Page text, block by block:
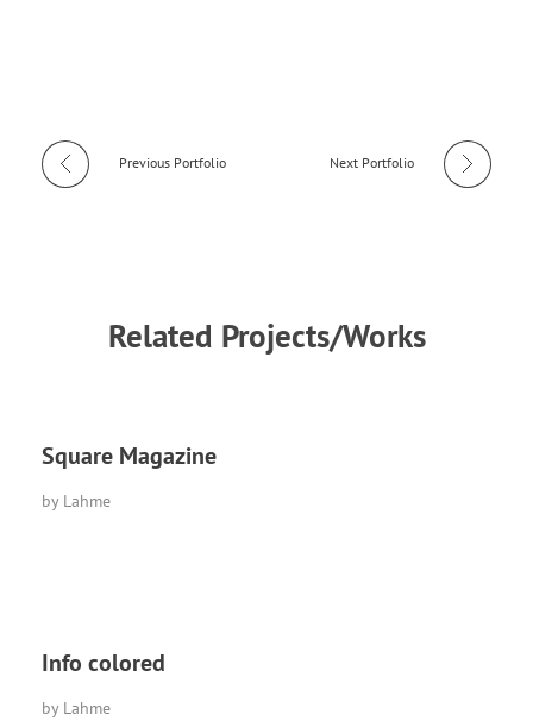
Previous Portfolio Next Portfolio
Related Projects/Works
Square Magazine
by Lahme
Info colored
by Lahme